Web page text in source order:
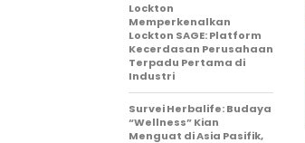
Lockton
Memperkenalkan
Lockton SAGE: Platform
Kecerdasan Perusahaan
Terpadu Pertama di
Industri
Survei Herbalife: Budaya
“Wellness” Kian
Menguat di Asia Pasifik,